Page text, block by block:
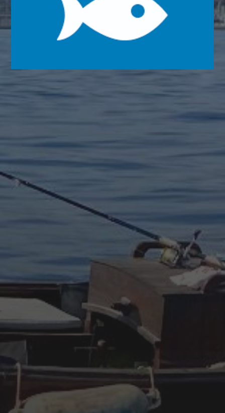
INFO POR MES
agosto 2025
mayo 2025
agosto 2024
julio 2024
abril 2023
febrero 2023
enero 2023
diciembre 2022
noviembre 2022
septiembre 2022